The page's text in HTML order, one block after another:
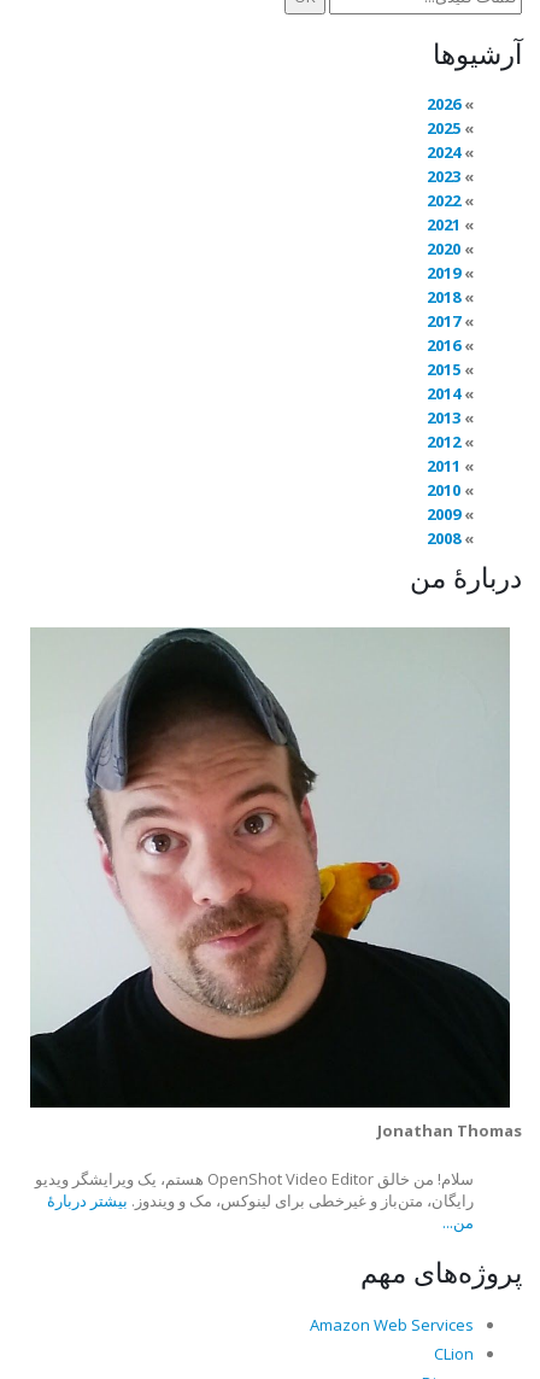
آرشیوها
2026
2025
2024
2023
2022
2021
2020
2019
2018
2017
2016
2015
2014
2013
2012
2011
2010
2009
2008
دربارهٔ من
Jonathan Thomas
سلام! من خالق OpenShot Video Editor هستم، یک ویرایشگر ویدیو
رایگان، متن‌باز و غیرخطی برای لینوکس، مک و ویندوز. بیشتر دربارهٔ
من...
پروژه‌های مهم
Amazon Web Services
CLion